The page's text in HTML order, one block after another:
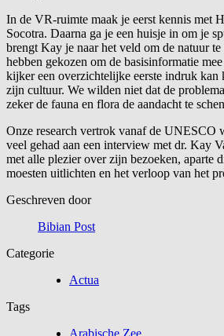
In de VR-ruimte maak je eerst kennis met
Socotra. Daarna ga je een huisje in om je
brengt Kay je naar het veld om de natuur
hebben gekozen om de basisinformatie
kijker een overzichtelijke eerste indruk kan
zijn cultuur. We wilden niet dat de
zeker de fauna en flora de aandacht te
Onze research vertrok vanaf de UNESCO
veel gehad aan een interview met dr. Kay
met alle plezier over zijn bezoeken, aparte
moesten uitlichten en het verloop van het
Geschreven door
Bibian Post
Categorie
Actua
Tags
Arabische Zee